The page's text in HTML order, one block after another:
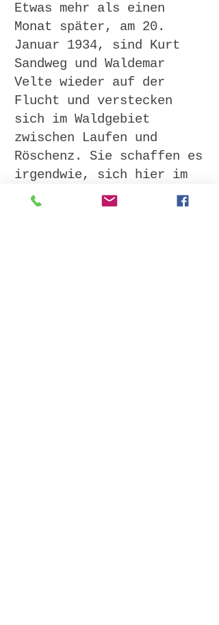
Etwas mehr als einen
Monat später, am 20.
Januar 1934, sind Kurt
Sandweg und Waldemar
Velte wieder auf der
Flucht und verstecken
sich im Waldgebiet
zwischen Laufen und
Röschenz. Sie schaffen es
irgendwie, sich hier im
Wald vor der lokalen
Polizei und den helfenden